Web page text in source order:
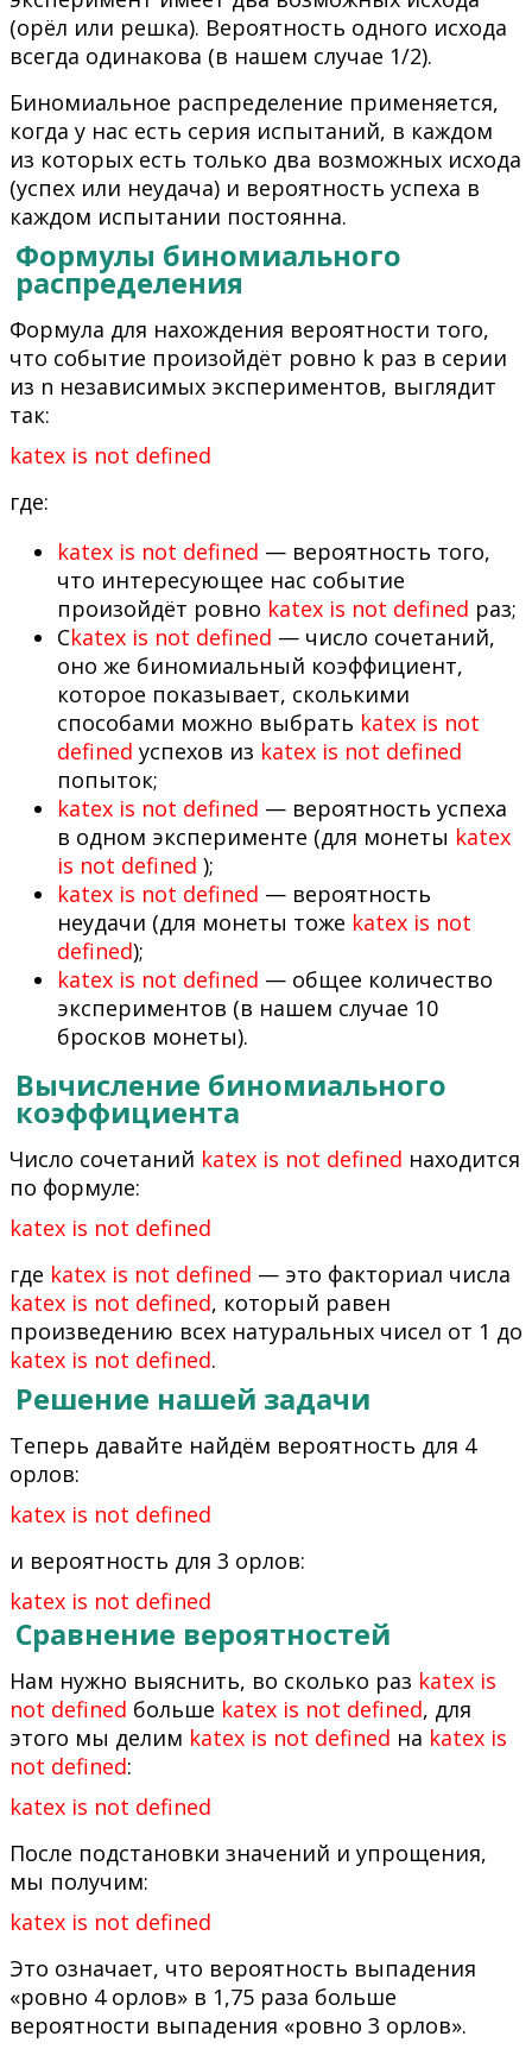
(орёл или решка). Вероятность одного исхода
всегда одинакова (в нашем случае 1/2).
Биномиальное распределение применяется,
когда у нас есть серия испытаний, в каждом
из которых есть только два возможных исхода
(успех или неудача) и вероятность успеха в
каждом испытании постоянна.
Формулы биномиального
распределения
Формула для нахождения вероятности того,
что событие произойдёт ровно k раз в серии
из n независимых экспериментов, выглядит
так:
katex is not defined
где:
katex is not defined — вероятность того,
что интересующее нас событие
произойдёт ровно katex is not defined раз;
Ckatex is not defined — число сочетаний,
оно же биномиальный коэффициент,
которое показывает, сколькими
способами можно выбрать katex is not
defined успехов из katex is not defined
попыток;
katex is not defined — вероятность успеха
в одном эксперименте (для монеты katex
is not defined );
katex is not defined — вероятность
неудачи (для монеты тоже katex is not
defined);
katex is not defined — общее количество
экспериментов (в нашем случае 10
бросков монеты).
Вычисление биномиального
коэффициента
Число сочетаний katex is not defined находится
по формуле:
katex is not defined
где katex is not defined — это факториал числа
katex is not defined, который равен
произведению всех натуральных чисел от 1 до
katex is not defined.
Решение нашей задачи
Теперь давайте найдём вероятность для 4
орлов:
katex is not defined
и вероятность для 3 орлов:
katex is not defined
Сравнение вероятностей
Нам нужно выяснить, во сколько раз katex is
not defined больше katex is not defined, для
этого мы делим katex is not defined на katex is
not defined:
katex is not defined
После подстановки значений и упрощения,
мы получим:
katex is not defined
Это означает, что вероятность выпадения
«ровно 4 орлов» в 1,75 раза больше
вероятности выпадения «ровно 3 орлов».